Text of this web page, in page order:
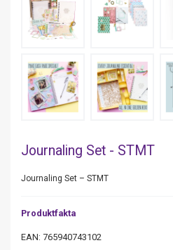
Journaling Set - STMT
Journaling Set – STMT
Produktfakta
EAN: 765940743102